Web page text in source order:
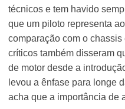
técnicos e tem havido
que um piloto representa
comparação com o
críticos também disseram
de motor desde a
levou a ênfase para longe
acha que a importância de